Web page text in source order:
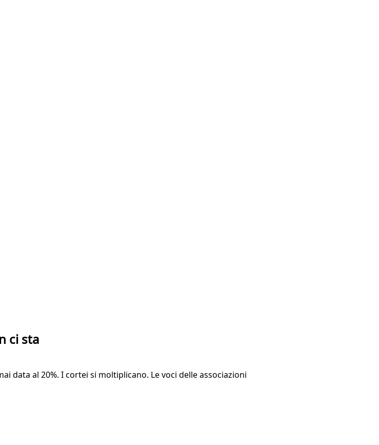
ci sta
data al 20%. I cortei si moltiplicano. Le voci delle associazioni